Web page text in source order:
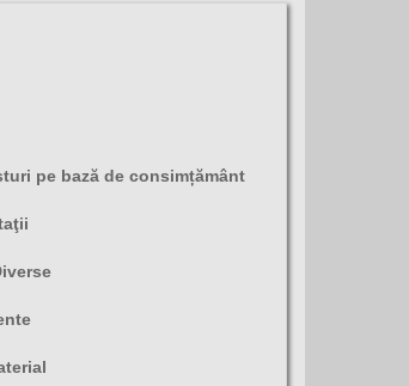
pe bază de consimțământ